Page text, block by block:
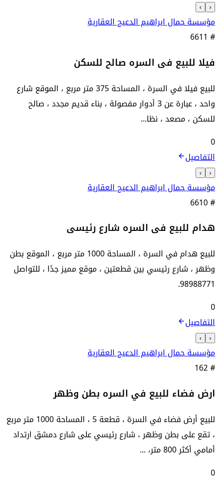
‹
›
مؤسسة جمال ابراهيم الدعيج العقارية
6611 #
فيلا للبيع فى السره صالح للسكن
للبيع فيلا في السرة ، المساحة 375 متر مربع ، الموقع شارع
واحد ، عبارة عن 3 أدوار مفصولة ، بناء قديم مجدد ، صالح
للسكن ، مصعد ، نظا...
0
التفاصيل
‹
›
مؤسسة جمال ابراهيم الدعيج العقارية
6610#
هدام للبيع فى السره شارع رئيسى
للبيع هدام في السرة ، المساحة 1000 متر مربع ، الموقع بطن
وظهر ، شارع رئيسي بين قطعتين ، موقع مميز جدًا ، للتواصل
98988771.
0
التفاصيل
‹
›
مؤسسة جمال ابراهيم الدعيج العقارية
162#
ارض فضاء للبيع في السره بطن وظهر
للبيع أرض فضاء في السرة ، قطعة 5 ، المساحة 1000 متر مربع
، تقع على بطن وظهر ، شارع رئيسي على شارع دمشق ارتداد
أمامي أكثر 800 متر، ...
0